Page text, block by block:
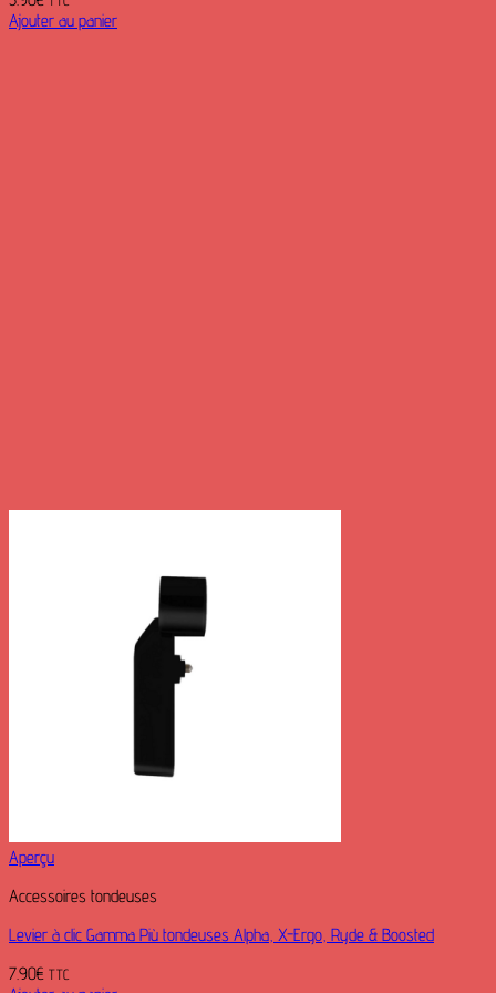
Ajouter au panier
Aperçu
Accessoires tondeuses
Levier à clic Gamma Più tondeuses Alpha, X-Ergo, Ryde & Boosted
7.90€ TTC